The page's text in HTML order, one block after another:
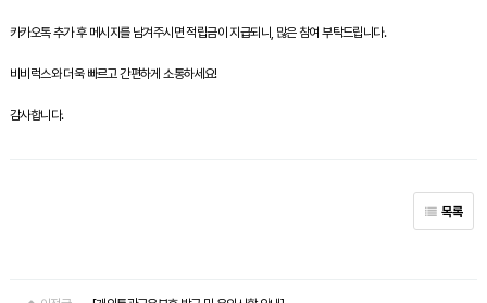
카카오톡 추가 후 메시지를 남겨주시면 적립금이 지급되니, 많은 참여 부탁드립니다.
비비럭스와 더욱 빠르고 간편하게 소통하세요!
감사합니다.
목록